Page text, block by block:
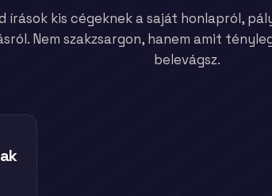
írások kis cégeknek a saját honlapról,
Nem szakzsargon, hanem amit
belevágsz.